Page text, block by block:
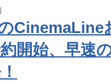
CinemaLine
開始、早速